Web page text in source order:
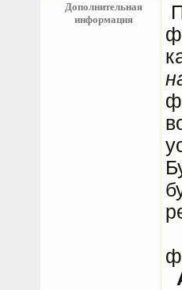
Дополнительная
информация